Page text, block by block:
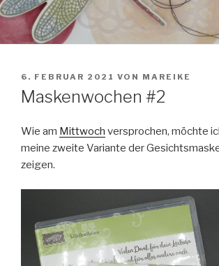
VERÖFFENTLICHT
AM
6. FEBRUAR 2021 VON MAREIKE
Maskenwochen #2
Wie am Mittwoch versprochen, möchte
meine zweite Variante der
zeigen.